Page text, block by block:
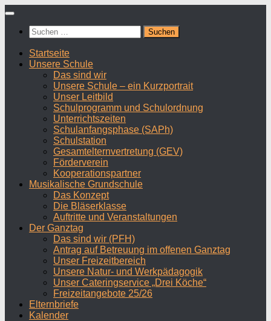
Zum
springenSuchen
nach:
Startseite
Unsere Schule
Das sind wir
Unsere Schule – ein Kurzportrait
Unser Leitbild
Schulprogramm und Schulordnung
Unterrichtszeiten
Schulanfangsphase (SAPh)
Schulstation
Gesamtelternvertretung (GEV)
Förderverein
Kooperationspartner
Musikalische Grundschule
Das Konzept
Die Bläserklasse
Auftritte und Veranstaltungen
Der Ganztag
Das sind wir (PFH)
Antrag auf Betreuung im offenen Ganztag
Unser Freizeitbereich
Unsere Natur- und Werkpädagogik
Unser Cateringservice „Drei Köche“
Freizeitangebote 25/26
Elternbriefe
Kalender